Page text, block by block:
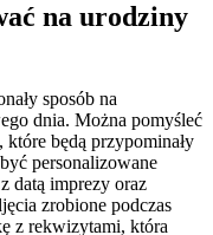
na urodziny
sposób na
dnia. Można pomyśleć
będą przypominały
personalizowane
datą imprezy oraz
zrobione podczas
z rekwizytami, która